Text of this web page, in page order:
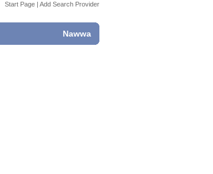
Start Page | Add Search Provider
Nawwa